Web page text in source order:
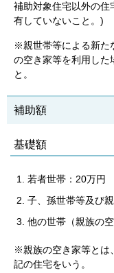
補助対象住宅以外の住
有していないこと。)
※親世帯等による新た
の空き家等を利用した
と。
補助額
基礎額
若者世帯：20万円
子、孫世帯等及び
他の世帯（親族の
※親族の空き家等とは
記の住宅をいう。